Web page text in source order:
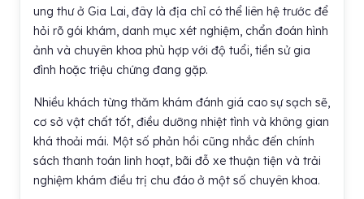
ung thư ở Gia Lai, đây là địa chỉ có thể liên hệ trước để
hỏi rõ gói khám, danh mục xét nghiệm, chẩn đoán hình
ảnh và chuyên khoa phù hợp với độ tuổi, tiền sử gia
đình hoặc triệu chứng đang gặp.
Nhiều khách từng thăm khám đánh giá cao sự sạch sẽ,
cơ sở vật chất tốt, điều dưỡng nhiệt tình và không gian
khá thoải mái. Một số phản hồi cũng nhắc đến chính
sách thanh toán linh hoạt, bãi đỗ xe thuận tiện và trải
nghiệm khám điều trị chu đáo ở một số chuyên khoa.